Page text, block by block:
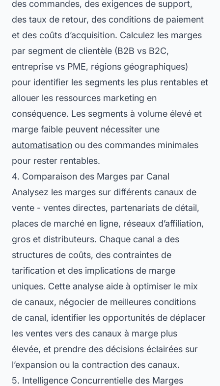
des commandes, des exigences de support,
des taux de retour, des conditions de paiement
et des coûts d’acquisition. Calculez les marges
par segment de clientèle (B2B vs B2C,
entreprise vs PME, régions géographiques)
pour identifier les segments les plus rentables et
allouer les ressources marketing en
conséquence. Les segments à volume élevé et
marge faible peuvent nécessiter une
automatisation ou des commandes minimales
pour rester rentables.
4. Comparaison des Marges par Canal
Analysez les marges sur différents canaux de
vente - ventes directes, partenariats de détail,
places de marché en ligne, réseaux d’affiliation,
gros et distributeurs. Chaque canal a des
structures de coûts, des contraintes de
tarification et des implications de marge
uniques. Cette analyse aide à optimiser le mix
de canaux, négocier de meilleures conditions
de canal, identifier les opportunités de déplacer
les ventes vers des canaux à marge plus
élevée, et prendre des décisions éclairées sur
l’expansion ou la contraction des canaux.
5. Intelligence Concurrentielle des Marges